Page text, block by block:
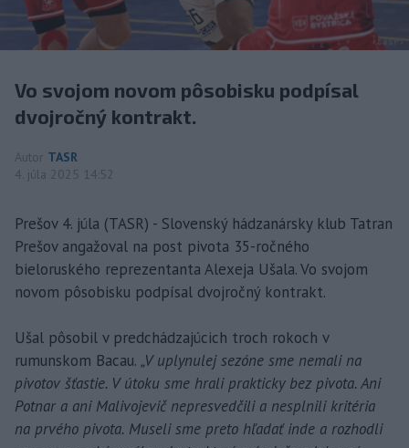
Vo svojom novom pôsobisku podpísal
dvojročný kontrakt.
Autor TASR
4. júla 2025 14:52
Prešov 4. júla (TASR) - Slovenský hádzanársky klub Tatran
Prešov angažoval na post pivota 35-ročného
bieloruského reprezentanta Alexeja Ušala. Vo svojom
novom pôsobisku podpísal dvojročný kontrakt.
Ušal pôsobil v predchádzajúcich troch rokoch v
rumunskom Bacau. „V uplynulej sezóne sme nemali na
pivotov šťastie. V útoku sme hrali prakticky bez pivota. Ani
Potnar a ani Malivojevič nepresvedčili a nesplnili kritéria
na prvého pivota. Museli sme preto hľadať inde a rozhodli